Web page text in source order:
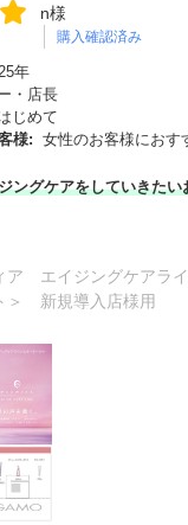
n様
購入確認済み
年
・店長
じめて
様: 女性のお客様におす
ングケアをしていきたい
ア エイジングケアラ
＞ 新規導入店様用